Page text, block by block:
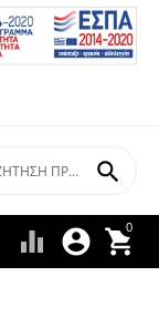
0



